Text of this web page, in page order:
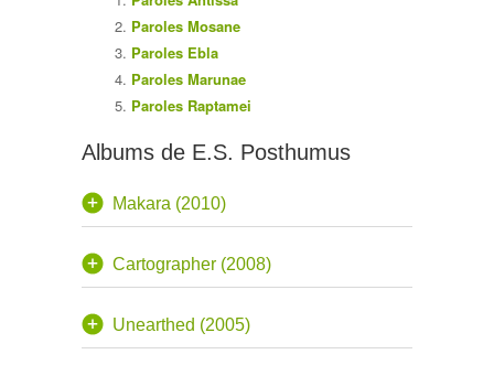
Paroles Mosane
Paroles Ebla
Paroles Marunae
Paroles Raptamei
Albums de E.S. Posthumus
Makara (2010)
Cartographer (2008)
Unearthed (2005)